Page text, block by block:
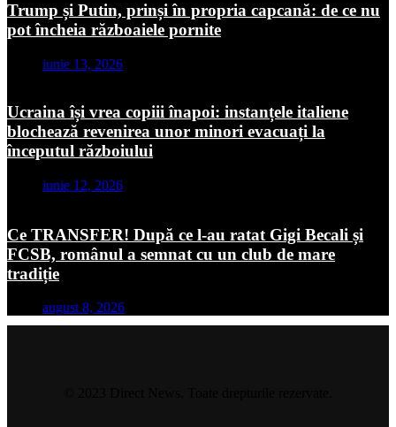
Trump și Putin, prinși în propria capcană: de ce nu
pot încheia războaiele pornite
iunie 13, 2026
Ucraina își vrea copiii înapoi: instanțele italiene
blochează revenirea unor minori evacuați la
începutul războiului
iunie 12, 2026
Ce TRANSFER! După ce l-au ratat Gigi Becali și
FCSB, românul a semnat cu un club de mare
tradiție
august 8, 2026